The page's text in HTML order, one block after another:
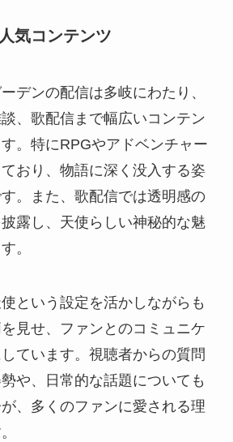
気コンテンツ
デンの配信は多岐にわたり、
、歌配信まで幅広いコンテン
。特にRPGやアドベンチャー
おり、物語に深く没入する姿
。また、歌配信では透明感の
露し、天使らしい神秘的な魅
。
という設定を活かしながらも
見せ、ファンとのコミュニケ
ています。視聴者からの質問
や、日常的な話題についても
、多くのファンに愛される理